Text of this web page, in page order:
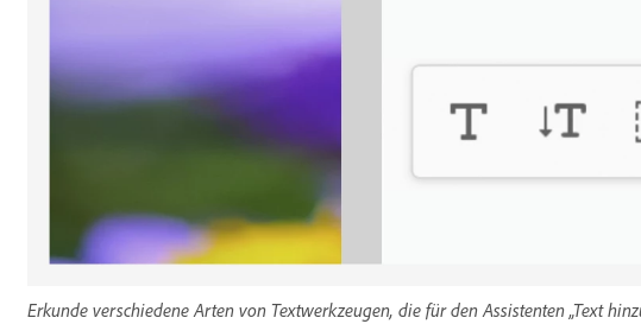
Erkunde verschiedene Arten von Textwerkzeugen, die für den Assistenten „Text